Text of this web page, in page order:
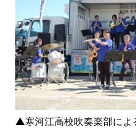
▲寒河江高校吹奏楽部によ